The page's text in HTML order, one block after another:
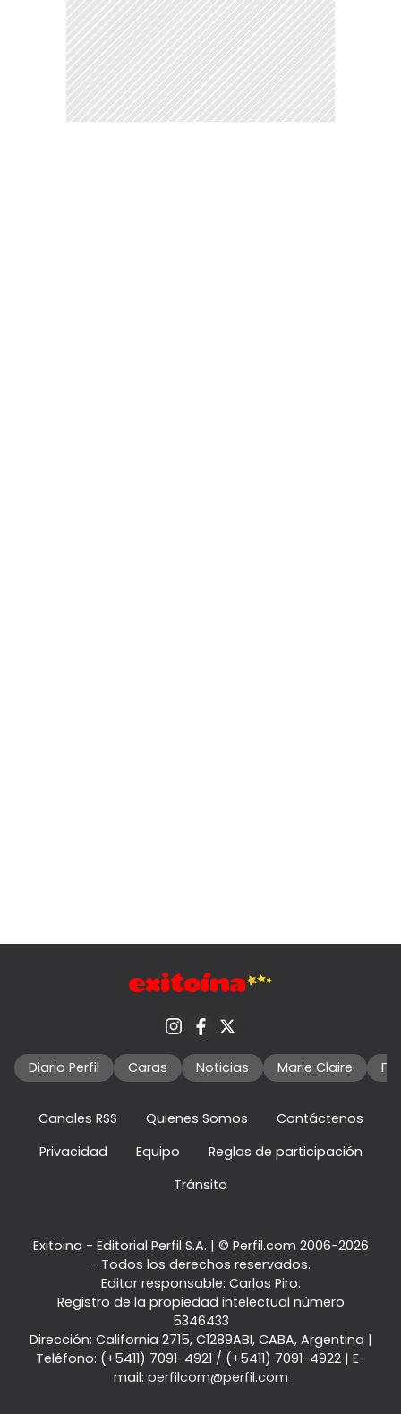
Diario Perfil Caras Noticias Marie Claire
Canales RSS Quienes Somos
Contáctenos
Privacidad
Equipo
Reglas de participación
Tránsito
Exitoina - Editorial Perfil S.A. | © Perfil.com 2006-2026
- Todos los derechos reservados.
Editor responsable: Carlos Piro.
Registro de la propiedad intelectual número
5346433
Dirección: California 2715, C1289ABI, CABA, Argentina |
Teléfono: (+5411) 7091-4921 / (+5411) 7091-4922| E-
mail: perfilcom@perfil.com